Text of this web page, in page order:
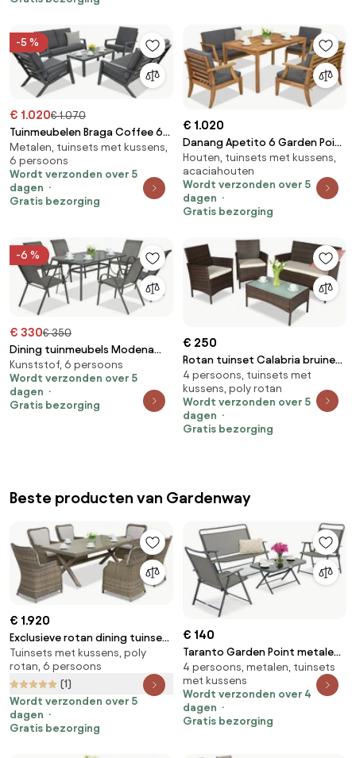
-5 %
€ 1.020€ 1.070
Tuinmeubelen Braga Coffee 6
Garden Point antraciet
Metalen, tuinsets met kussens,
6 persoons
Wordt verzonden over 5
dagen
Gratis bezorging
€ 1.020
Danang Apetito 6 Garden Point
tuinmeubelen van acaciahout
Houten, tuinsets met kussens,
acaciahouten
Wordt verzonden over 5
dagen
Gratis bezorging
-6 %
€ 330€ 350
Dining tuinmeubels Modena
Grijs voor 6 personen Garden
Point
Kunststof, 6 persoons
Wordt verzonden over 5
dagen
Gratis bezorging
€ 250
Rotan tuinset Calabria bruine
Garden Point
4 persoons, tuinsets met
kussens, poly rotan
Wordt verzonden over 5
dagen
Gratis bezorging
Beste producten van Gardenway
€ 1.920
Exclusieve rotan dining tuinset
Londen Garden Point
cappuccino
Tuinsets met kussens, poly
rotan, 6 persoons
(1)
Wordt verzonden over 5
dagen
Gratis bezorging
€ 140
Taranto Garden Point metalen
tuinmeubelen grijs
4 persoons, metalen, tuinsets
met kussens
Wordt verzonden over 4
dagen
Gratis bezorging